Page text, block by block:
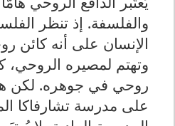
والفلسفة. إذ تنظر
الإنسان على أنه كائن
وتهتم لمصيره الروحي،
روحي في جوهره. لكن
على مدرسة تشارفاكا